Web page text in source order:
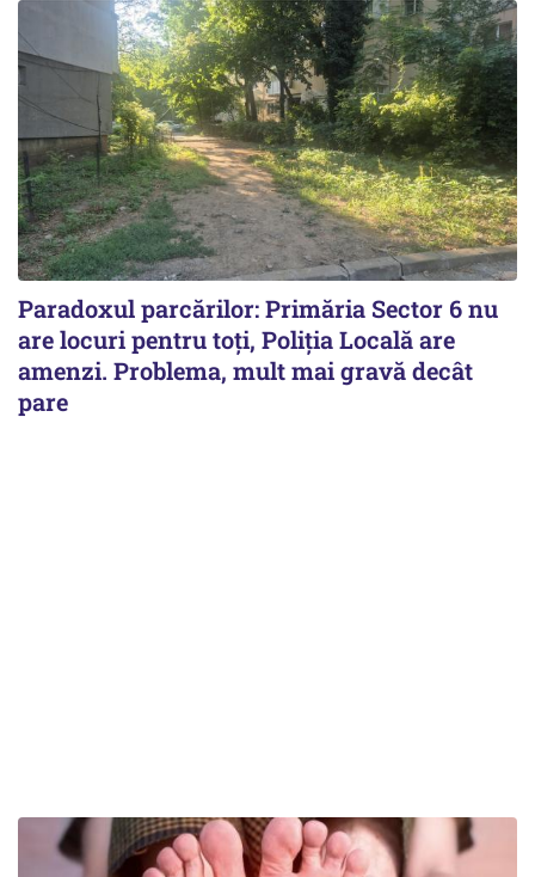
Paradoxul parcărilor: Primăria Sector 6 nu
are locuri pentru toți, Poliția Locală are
amenzi. Problema, mult mai gravă decât
pare